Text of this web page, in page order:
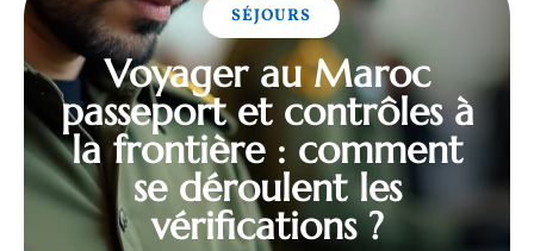
SÉJOURS
Voyager au Maroc
passeport et contrôles à
la frontière : comment
se déroulent les
vérifications ?